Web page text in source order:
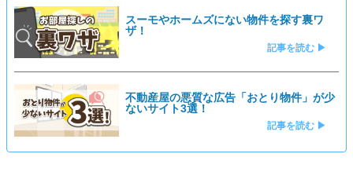
スーモやホームズにない物件を探す裏ワ
ザ！
記事を読む ▶
不動産屋の悪質な広告「おとり物件」が少
ないサイト3選！
記事を読む ▶